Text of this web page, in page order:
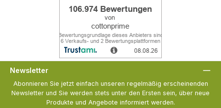
Newsletter
Abonnieren Sie jetzt einfach unseren regelmäßig erscheinenden
Newsletter und Sie werden stets unter den Ersten sein, über neue
Produkte und Angebote informiert werden.